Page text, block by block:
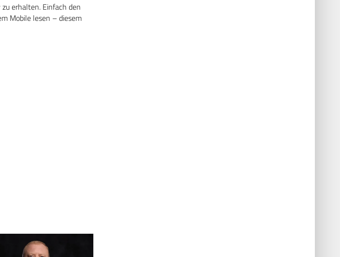
erhalten. Einfach den
Mobile lesen – diesem